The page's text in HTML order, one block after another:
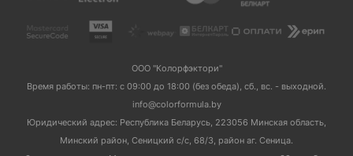
ООО "Колорфэктори"
Время работы: пн-пт: с 09:00 до 18:00 (без обеда), сб., вс. - выходной.
info@colorformula.by
Юридический адрес: Республика Беларусь, 223056 Минская область,
Минский район, Сеницкий с/с, 68/3, район аг. Сеница.